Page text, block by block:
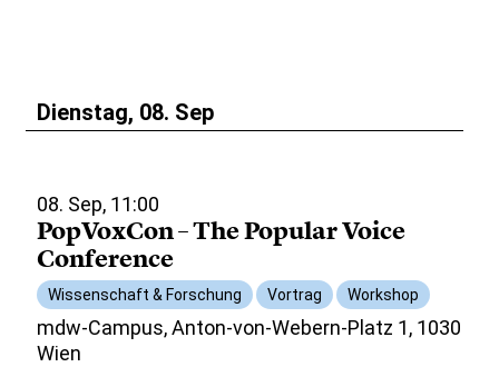
Dienstag, 08. Sep
08. Sep, 11:00
PopVoxCon – The Popular Voice
Conference
Wissenschaft & Forschung Vortrag Workshop
mdw-Campus, Anton-von-Webern-Platz 1, 1030
Wien